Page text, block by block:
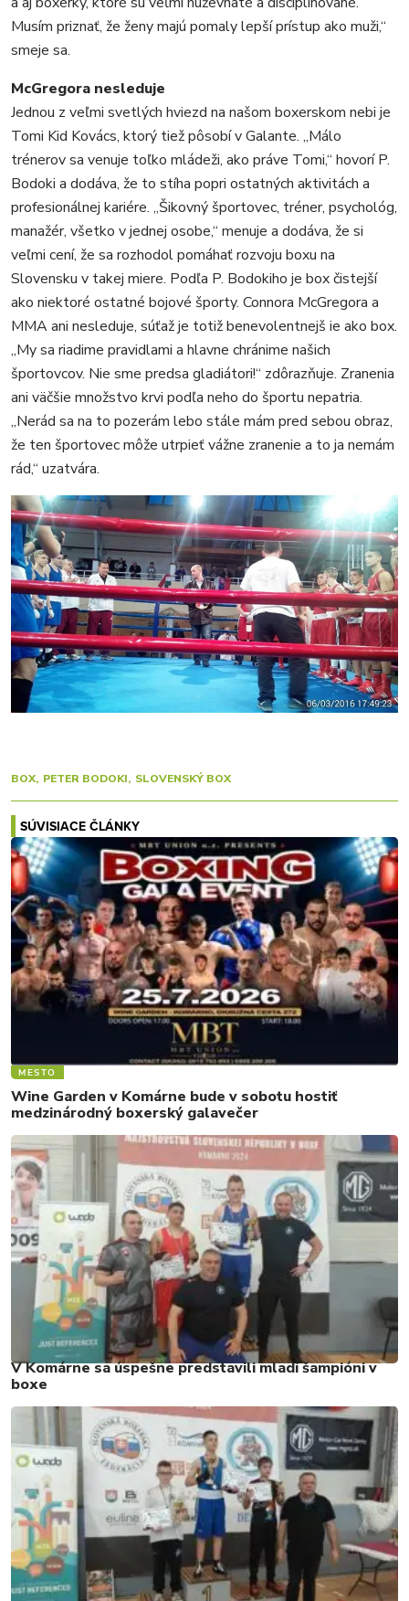
Musím priznať, že ženy majú pomaly lepší prístup ako muži,“
smeje sa.
McGregora nesleduje
Jednou z veľmi svetlých hviezd na našom boxerskom nebi je
Tomi Kid Kovács, ktorý tiež pôsobí v Galante. „Málo
trénerov sa venuje toľko mládeži, ako práve Tomi,“ hovorí P.
Bodoki a dodáva, že to stíha popri ostatných aktivitách a
profesionálnej kariére. „Šikovný športovec, tréner, psychológ,
manažér, všetko v jednej osobe,“ menuje a dodáva, že si
veľmi cení, že sa rozhodol pomáhať rozvoju boxu na
Slovensku v takej miere. Podľa P. Bodokiho je box čistejší
ako niektoré ostatné bojové športy. Connora McGregora a
MMA ani nesleduje, súťaž je totiž benevolentnejš ie ako box.
„My sa riadime pravidlami a hlavne chránime našich
športovcov. Nie sme predsa gladiátori!“ zdôrazňuje. Zranenia
ani väčšie množstvo krvi podľa neho do športu nepatria.
„Nerád sa na to pozerám lebo stále mám pred sebou obraz,
že ten športovec môže utrpieť vážne zranenie a to ja nemám
rád,“ uzatvára.
BOX PETER BODOKI SLOVENSKÝ BOX
SÚVISIACE ČLÁNKY
MESTO
Wine Garden v Komárne bude v sobotu hostiť
medzinárodný boxerský galavečer
V Komárne sa úspešne predstavili mladí šampióni v
boxe